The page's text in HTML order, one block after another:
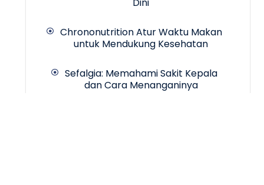
Dini
Chrononutrition Atur Waktu Makan
untuk Mendukung Kesehatan
Sefalgia: Memahami Sakit Kepala
dan Cara Menanganinya